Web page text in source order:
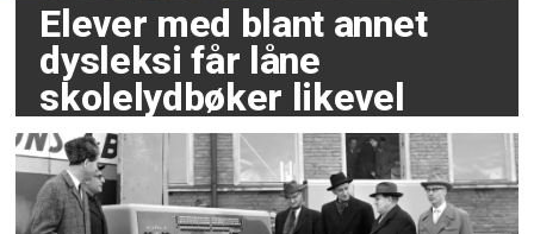
Elever med blant annet
dysleksi får låne
skolelydbøker likevel